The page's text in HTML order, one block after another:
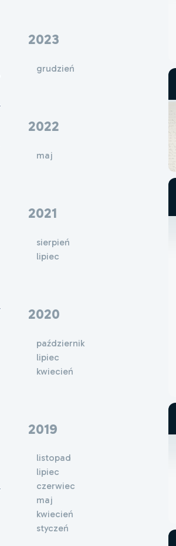
2023
grudzień
2022
maj
2021
sierpień
lipiec
2020
październik
lipiec
kwiecień
2019
listopad
lipiec
czerwiec
maj
kwiecień
styczeń